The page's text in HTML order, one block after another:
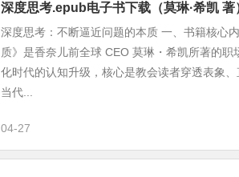
深度思考.epub电子书下载（莫琳·希凯
深度思考：不断逼近问题的本质 一、书籍核心
质》是香奈儿前全球 CEO 莫琳・希凯所著的
化时代的认知升级，核心是教会读者穿透表象
当代...
04-27